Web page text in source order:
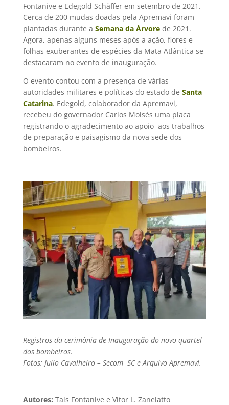
Fontanive e Edegold Schäffer em setembro de 2021.
Cerca de 200 mudas doadas pela Apremavi foram
plantadas durante a Semana da Árvorede 2021.
Agora, apenas alguns meses após a ação, flores e
folhas exuberantes de espécies da Mata Atlântica se
destacaram no evento de inauguração.
O evento contou com a presença de várias
autoridades militares e políticas do estado de Santa
Catarina. Edegold, colaborador da Apremavi,
recebeu do governador Carlos Moisés uma placa
registrando o agradecimento ao apoio aos trabalhos
de preparação e paisagismo da nova sede dos
bombeiros.
Registros da cerimônia de Inauguração do novo quartel
dos bombeiros.
Fotos: Julio Cavalheiro – Secom SC e Arquivo Apremavi.
Autores: Taís Fontanive e Vitor L. Zanelatto